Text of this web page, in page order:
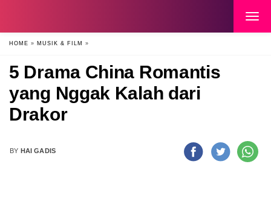
HOME » MUSIK & FILM »
5 Drama China Romantis
yang Nggak Kalah dari
Drakor
BY HAI GADIS